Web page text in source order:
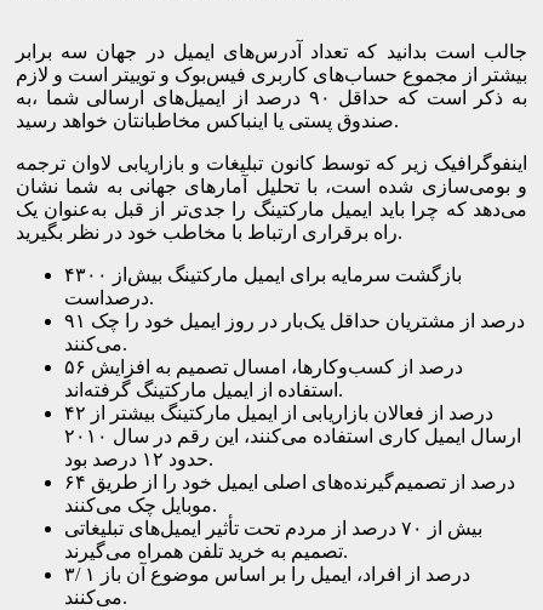
جالب است بدانید که تعداد آدرس‌های ایمیل در جهان سه برابر
بیشتر از مجموع حساب‌های کاربری فیس‌بوک و توییتر است و لازم
به ذکر است که حداقل ۹۰ درصد از ایمیل‌های ارسالی شما ،به
صندوق پستی یا اینباکس مخاطبانتان خواهد رسید.
اینفوگرافیک زیر که توسط کانون تبلیغات و بازاریابی لاوان ترجمه
و بومی‌سازی شده است، با تحلیل آمارهای جهانی به شما نشان
می‌دهد که چرا باید ایمیل مارکتینگ را جدی‌تر از قبل به‌عنوان یک
راه برقراری ارتباط با مخاطب خود در نظر بگیرید.
بازگشت سرمایه برای ایمیل مارکتینگ بیش‌از ۴۳۰۰
درصداست.
۹۱ درصد از مشتریان حداقل یک‌بار در روز ایمیل خود را چک
می‌کنند.
۵۶ درصد از کسب‌وکارها، امسال تصمیم به افزایش
استفاده از ایمیل مارکتینگ گرفته‌اند.
۴۲ درصد از فعالان بازاریابی از ایمیل مارکتینگ بیشتر از
ارسال ایمیل کاری استفاده می‌کنند، این رقم در سال ۲۰۱۰
حدود ۱۲ درصد بود.
۶۴ درصد از تصمیم‌گیرنده‌های اصلی ایمیل خود را از طریق
موبایل چک می‌کنند.
بیش از ۷۰ درصد از مردم تحت تأثیر ایمیل‌های تبلیغاتی
تصمیم به خرید تلفن همراه می‌گیرند.
۳/ ۱ درصد از افراد، ایمیل را بر اساس موضوع آن باز
می‌کنند.